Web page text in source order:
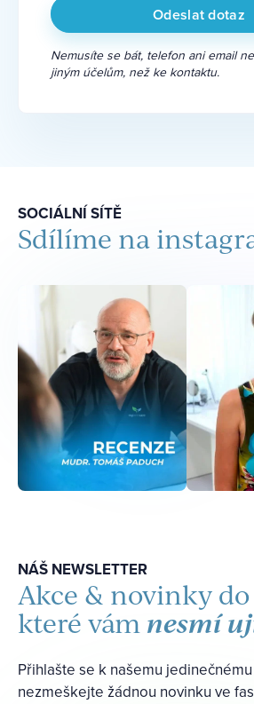
Nemusíte se bát, telefon ani email
jiným účelům, než ke kontaktu.
SOCIÁLNÍ SÍTĚ
Sdílíme na
NÁŠ NEWSLETTER
Akce & novinky
které vám nesmí
Přihlašte se k našemu
nezmeškejte žádnou novinku ve